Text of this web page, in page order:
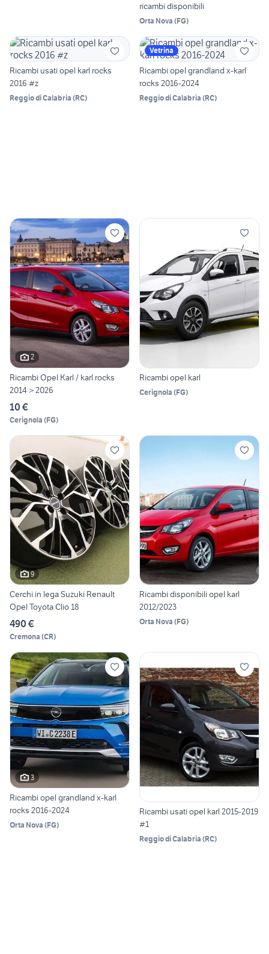
ricambi disponibili
Orta Nova (FG)
Ricambi usati opel karl rocks
2016 #z
Reggio di Calabria (RC)
Vetrina
Ricambi opel grandland x-karl
rocks 2016-2024
Reggio di Calabria (RC)
2
Ricambi Opel Karl / karl rocks
2014 > 2026
10 €
Cerignola (FG)
Ricambi opel karl
Cerignola (FG)
9
Cerchi in lega Suzuki Renault
Opel Toyota Clio 18
490 €
Cremona (CR)
Ricambi disponibili opel karl
2012/2023
Orta Nova (FG)
3
Ricambi opel grandland x-karl
rocks 2016-2024
Orta Nova (FG)
Ricambi usati opel karl 2015-2019
#1
Reggio di Calabria (RC)